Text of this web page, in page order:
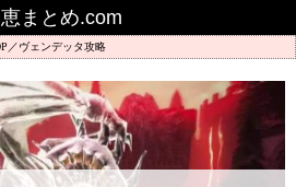
まとめ.com
ヴェンデッタ攻略